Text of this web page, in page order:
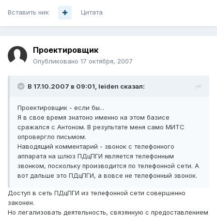
Вставить ник Цитата
Проектировщик
Опубликовано 17 октября, 2007
В 17.10.2007 в 09:01, leiden сказал:
Проектировщик - если бы...
Я в свое время знатоно именно на этом базисе
сражался с Антоном. В результате меня само МИТС
опровергло письмом.
Наводящий комментарий - звонок с телефонного
аппарата на шлюз ПДцПГИ является телефонным
звонком, поскольку производится по телефонной сети. А
вот дальше это ПДцПГИ, а вовсе не телефонный звонок.
Доступ в сеть ПДцПГИ из телефонной сети совершенно
законен.
Но легализовать деятельность, связянную с предоставлением